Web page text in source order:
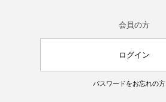
会員の方
ログイン
パスワードをお忘れの方